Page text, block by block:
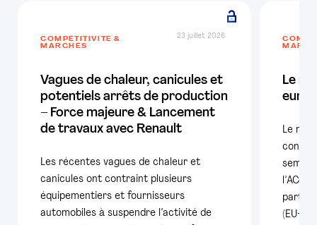
COMPÉTITIVITÉ &
MARCHÉS
23 juillet 2026
Vagues de chaleur, canicules et
potentiels arrêts de production
– Force majeure & Lancement
de travaux avec Renault
Les récentes vagues de chaleur et
canicules ont contraint plusieurs
équipementiers et fournisseurs
automobiles à suspendre l’activité de
Le
Le